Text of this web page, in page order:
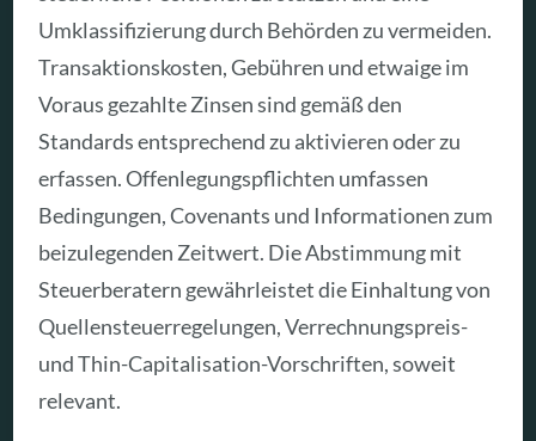
Umklassifizierung durch Behörden zu vermeiden.
Transaktionskosten, Gebühren und etwaige im
Voraus gezahlte Zinsen sind gemäß den
Standards entsprechend zu aktivieren oder zu
erfassen. Offenlegungspflichten umfassen
Bedingungen, Covenants und Informationen zum
beizulegenden Zeitwert. Die Abstimmung mit
Steuerberatern gewährleistet die Einhaltung von
Quellensteuerregelungen, Verrechnungspreis-
und Thin-Capitalisation-Vorschriften, soweit
relevant.